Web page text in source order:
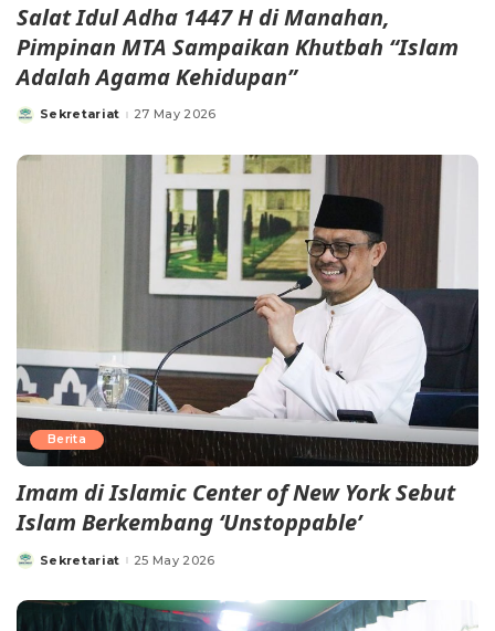
Salat Idul Adha 1447 H di Manahan,
Pimpinan MTA Sampaikan Khutbah “Islam
Adalah Agama Kehidupan”
Sekretariat 27 May 2026
Berita
Imam di Islamic Center of New York Sebut
Islam Berkembang ‘Unstoppable’
Sekretariat 25 May 2026